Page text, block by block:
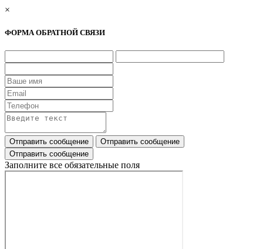
×
ФОРМА ОБРАТНОЙ СВЯЗИ
Заполните все обязательные поля